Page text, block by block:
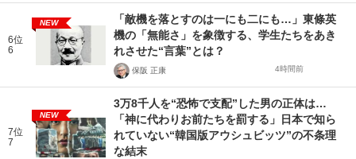
6位
6
NEW
「敵機を落とすのは一にも二にも…」東條英
機の「無能さ」を象徴する、学生たちをあき
れさせた“言葉”とは？
保阪 正康 4時間前
7位
7
NEW
3万8千人を“恐怖で支配”した男の正体は…
「神に代わりお前たちを罰する」日本で知ら
れていない“韓国版アウシュビッツ”の不条理
な結末